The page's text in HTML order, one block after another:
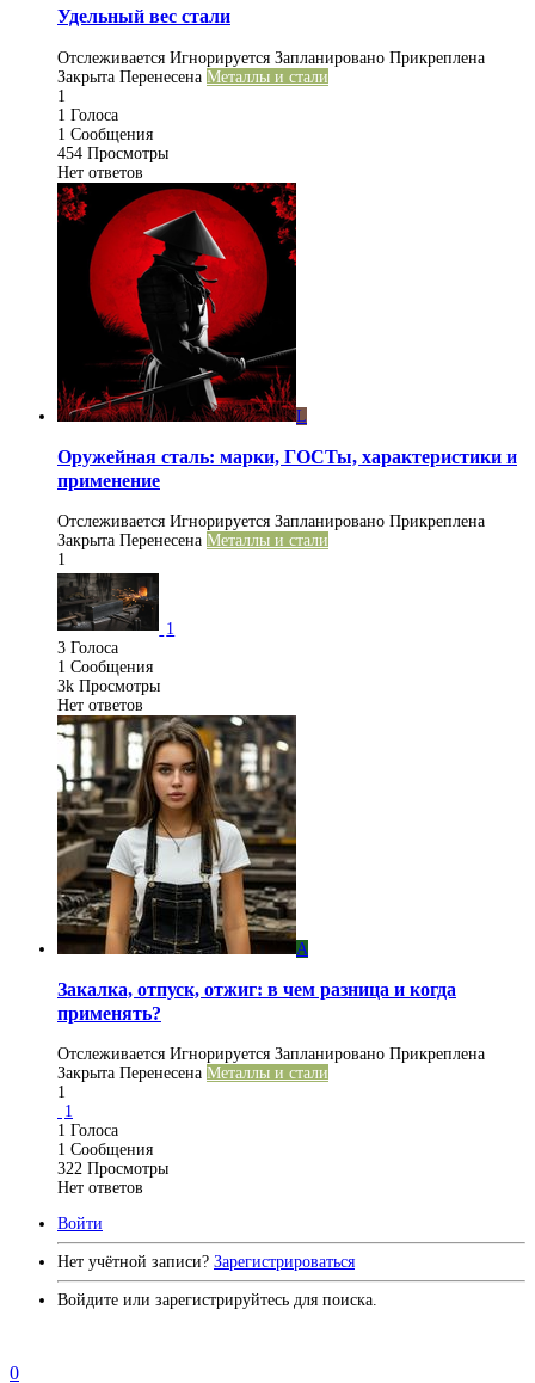
Удельный вес стали
Отслеживается Игнорируется Запланировано Прикреплена
Закрыта Перенесена Металлы и стали
1
1 Голоса
1 Сообщения
454 Просмотры
Нет ответов
L
Оружейная сталь: марки, ГОСТы, характеристики и
применение
Отслеживается Игнорируется Запланировано Прикреплена
Закрыта Перенесена Металлы и стали
1
1
3 Голоса
1 Сообщения
3k Просмотры
Нет ответов
A
Закалка, отпуск, отжиг: в чем разница и когда
применять?
Отслеживается Игнорируется Запланировано Прикреплена
Закрыта Перенесена Металлы и стали
1
1
1 Голоса
1 Сообщения
322 Просмотры
Нет ответов
Войти
Нет учётной записи? Зарегистрироваться
Войдите или зарегистрируйтесь для поиска.
0